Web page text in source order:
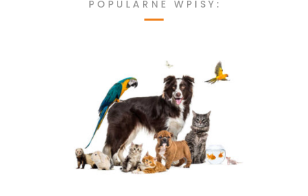
POPULARNE WPISY: